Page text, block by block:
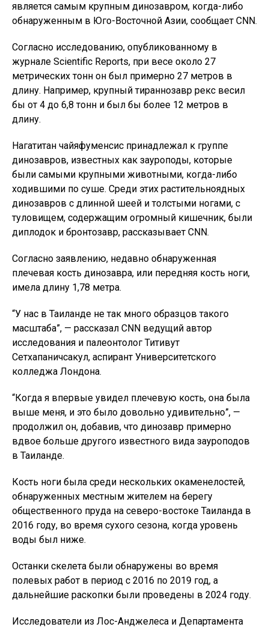
является самым крупным динозавром, когда-либо
обнаруженным в Юго-Восточной Азии, сообщает CNN.
Согласно исследованию, опубликованному в
журнале Scientific Reports, при весе около 27
метрических тонн он был примерно 27 метров в
длину. Например, крупный тираннозавр рекс весил
бы от 4 до 6,8 тонн и был бы более 12 метров в
длину.
Нагатитан чайяфуменсис принадлежал к группе
динозавров, известных как зауроподы, которые
были самыми крупными животными, когда-либо
ходившими по суше. Среди этих растительноядных
динозавров с длинной шеей и толстыми ногами, с
туловищем, содержащим огромный кишечник, были
диплодок и бронтозавр, рассказывает CNN.
Согласно заявлению, недавно обнаруженная
плечевая кость динозавра, или передняя кость ноги,
имела длину 1,78 метра.
“У нас в Таиланде не так много образцов такого
масштаба”, — рассказал CNN ведущий автор
исследования и палеонтолог Титивут
Сетхапаничсакул, аспирант Университетского
колледжа Лондона.
“Когда я впервые увидел плечевую кость, она была
выше меня, и это было довольно удивительно”, —
продолжил он, добавив, что динозавр примерно
вдвое больше другого известного вида зауроподов
в Таиланде.
Кость ноги была среди нескольких окаменелостей,
обнаруженных местным жителем на берегу
общественного пруда на северо-востоке Таиланда в
2016 году, во время сухого сезона, когда уровень
воды был ниже.
Останки скелета были обнаружены во время
полевых работ в период с 2016 по 2019 год, а
дальнейшие раскопки были проведены в 2024 году.
Исследователи из Лос-Анджелеса и Департамента